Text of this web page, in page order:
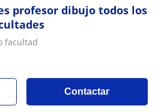
profesor dibujo todos los
facultad
Contactar